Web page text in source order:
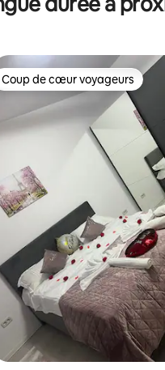
sur 5
sur la base de 116
Coup de cœur voyageurs
Coup de cœur voyageurs